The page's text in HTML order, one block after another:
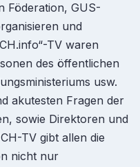
Föderation, GUS-
und
TV waren
des öffentlichen
usw.
akutesten Fragen der
sowie Direktoren und
TV gibt allen die
nicht nur